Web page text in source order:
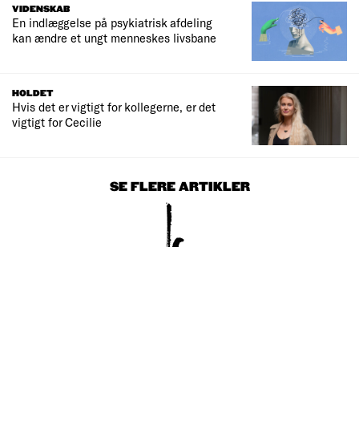
VIDENSKAB
En indlæggelse på psykiatrisk afdeling
kan ændre et ungt menneskes livsbane
HOLDET
Hvis det er vigtigt for kollegerne, er det
vigtigt for Cecilie
SE FLERE ARTIKLER